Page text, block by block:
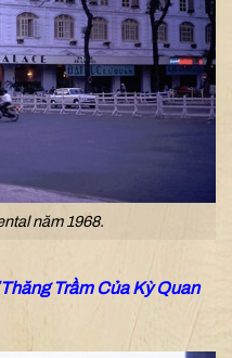
năm 1968.
Trầm Của Kỳ Quan